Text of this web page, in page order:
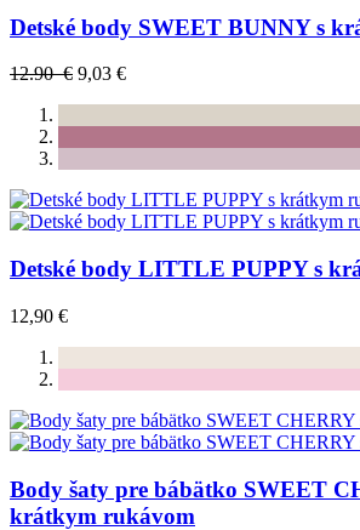
Detské body SWEET BUNNY s
12.90 € 9,03 €
Detské body LITTLE PUPPY s
12,90 €
Body šaty pre bábätko SWEET
krátkym rukávom